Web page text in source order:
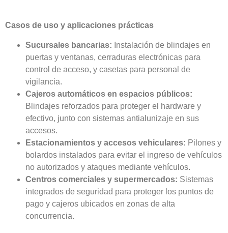
Casos de uso y aplicaciones prácticas
Sucursales bancarias: Instalación de blindajes en
puertas y ventanas, cerraduras electrónicas para
control de acceso, y casetas para personal de
vigilancia.
Cajeros automáticos en espacios públicos:
Blindajes reforzados para proteger el hardware y
efectivo, junto con sistemas antialunizaje en sus
accesos.
Estacionamientos y accesos vehiculares: Pilones y
bolardos instalados para evitar el ingreso de vehículos
no autorizados y ataques mediante vehículos.
Centros comerciales y supermercados: Sistemas
integrados de seguridad para proteger los puntos de
pago y cajeros ubicados en zonas de alta
concurrencia.